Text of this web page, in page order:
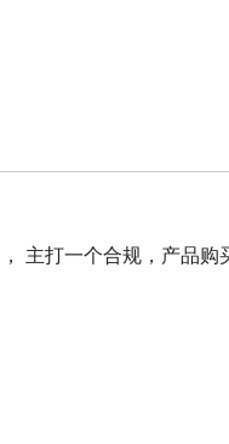
主打一个合规，产品购